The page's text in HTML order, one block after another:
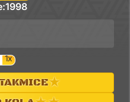
1998
1x
★